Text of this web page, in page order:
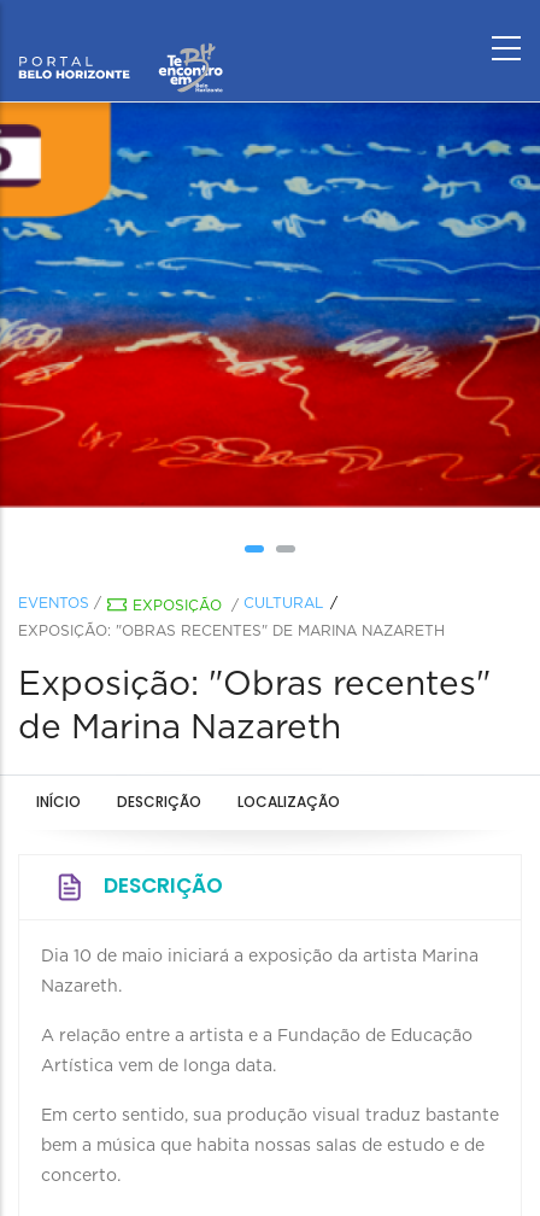
EVENTOS / EXPOSIÇÃO / CULTURAL
EXPOSIÇÃO: "OBRAS RECENTES" DE MARINA NAZARETH
Exposição: "Obras recentes"
de Marina Nazareth
INÍCIO DESCRIÇÃO LOCALIZAÇÃO
DESCRIÇÃO
Dia 10 de maio iniciará a exposição da artista Marina
Nazareth.
A relação entre a artista e a Fundação de Educação
Artística vem de longa data.
Em certo sentido, sua produção visual traduz bastante
bem a música que habita nossas salas de estudo e de
concerto.